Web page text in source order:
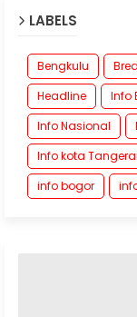
LABELS
Bengkulu
Headline
Info
Info Nasional
Info kota
info bogor